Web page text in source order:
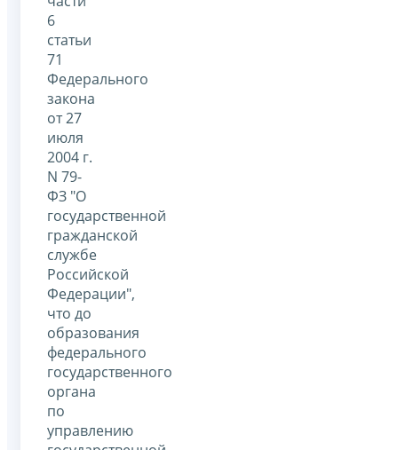
6
статьи
71
Федерального
закона
от 27
июля
2004 г.
N 79-
ФЗ "О
государственной
гражданской
службе
Российской
Федерации",
что до
образования
федерального
государственного
органа
по
управлению